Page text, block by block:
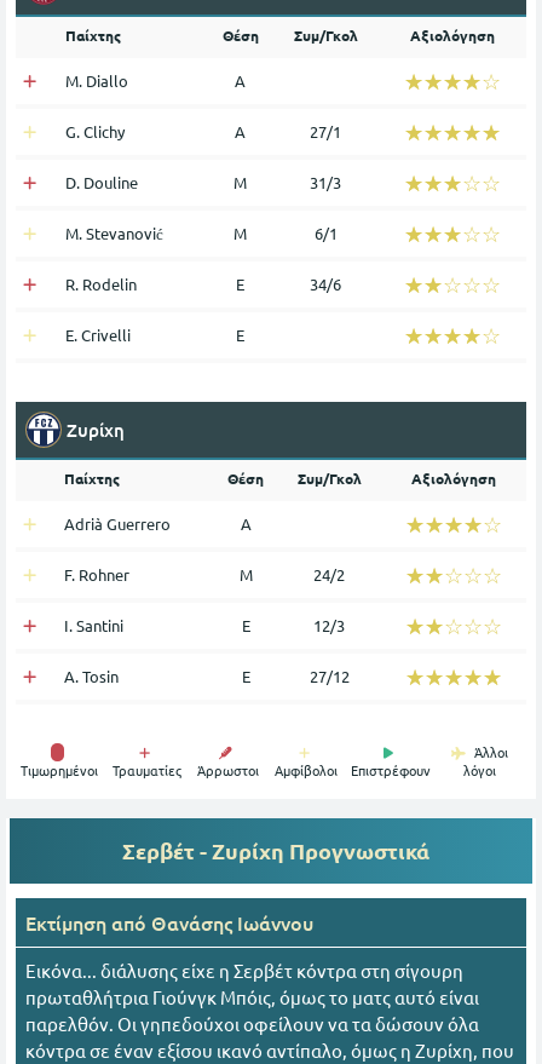
Παίχτης Θέση Συμ/Γκολ Αξιολόγηση
M. Diallo Α ☆☆☆☆☆
★★★★★
G. Clichy Α 27/1 ☆☆☆☆☆
★★★★★
D. Douline Μ 31/3 ☆☆☆☆☆
★★★★★
M. Stevanović Μ 6/1 ☆☆☆☆☆
★★★★★
R. Rodelin Ε 34/6 ☆☆☆☆☆
★★★★★
E. Crivelli Ε ☆☆☆☆☆
★★★★★
Ζυρίχη
Παίχτης Θέση Συμ/Γκολ Αξιολόγηση
Adrià Guerrero Α ☆☆☆☆☆
★★★★★
F. Rohner Μ 24/2 ☆☆☆☆☆
★★★★★
I. Santini Ε 12/3 ☆☆☆☆☆
★★★★★
A. Tosin Ε 27/12 ☆☆☆☆☆
★★★★★
Tιμωρημένοι Τραυματίες Άρρωστοι Αμφίβολοι Επιστρέφουν
Άλλοι
λόγοι
Σερβέτ - Ζυρίχη Προγνωστικά
Εκτίμηση από Θανάσης Ιωάννου
Εικόνα... διάλυσης είχε η Σερβέτ κόντρα στη σίγουρη
πρωταθλήτρια Γιούνγκ Μπόις, όμως το ματς αυτό είναι
παρελθόν. Οι γηπεδούχοι οφείλουν να τα δώσουν όλα
κόντρα σε έναν εξίσου ικανό αντίπαλο, όμως η Ζυρίχη, που